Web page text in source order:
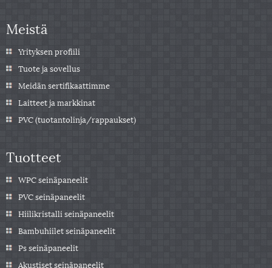
Meistä
Yrityksen profiili
Tuote ja sovellus
Meidän sertifikaattimme
Laitteet ja markkinat
PVC (tuotantolinja/rappaukset)
Tuotteet
WPC seinäpaneelit
PVC seinäpaneelit
Hiilikristalli seinäpaneelit
Bambuhiilet seinäpaneelit
Ps seinäpaneelit
Akustiset seinäpaneelit